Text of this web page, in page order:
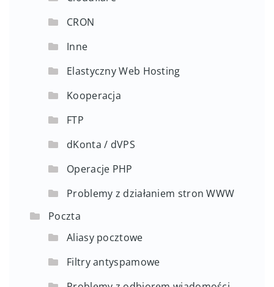
CRON
Inne
Elastyczny Web Hosting
Kooperacja
FTP
dKonta / dVPS
Operacje PHP
Problemy z działaniem stron WWW
Poczta
Aliasy pocztowe
Filtry antyspamowe